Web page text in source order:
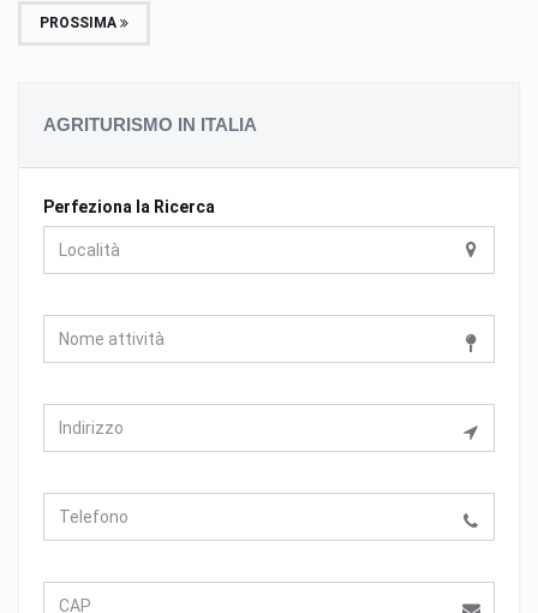
PROSSIMA
AGRITURISMO IN ITALIA
Perfeziona la Ricerca